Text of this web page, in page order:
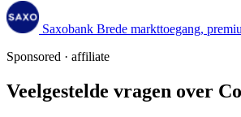
Saxobank Brede markttoegang,
Sponsored · affiliate
Veelgestelde vragen over